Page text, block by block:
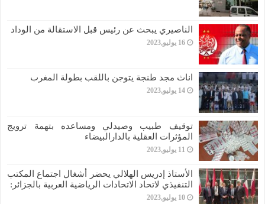
الناصيري يبحث عن رئيس قبل الاستقالة من الوداد
16 يوليو,2023
اناث مجد طنجة يتوجن باللقب بطولة المغرب
14 يوليو,2023
توقيف طبيب وصيدلي ومساعده بتهمة ترويج
المؤثرات العقلية بالدارالبيضاء
11 يوليو,2023
الأستاذ إدريس الهلالي يحضر أشغال اجتماع المكتب
التنفيذي لاتحاد الاتحادات الرياضية العربية بالجزائر:
10 يوليو,2023